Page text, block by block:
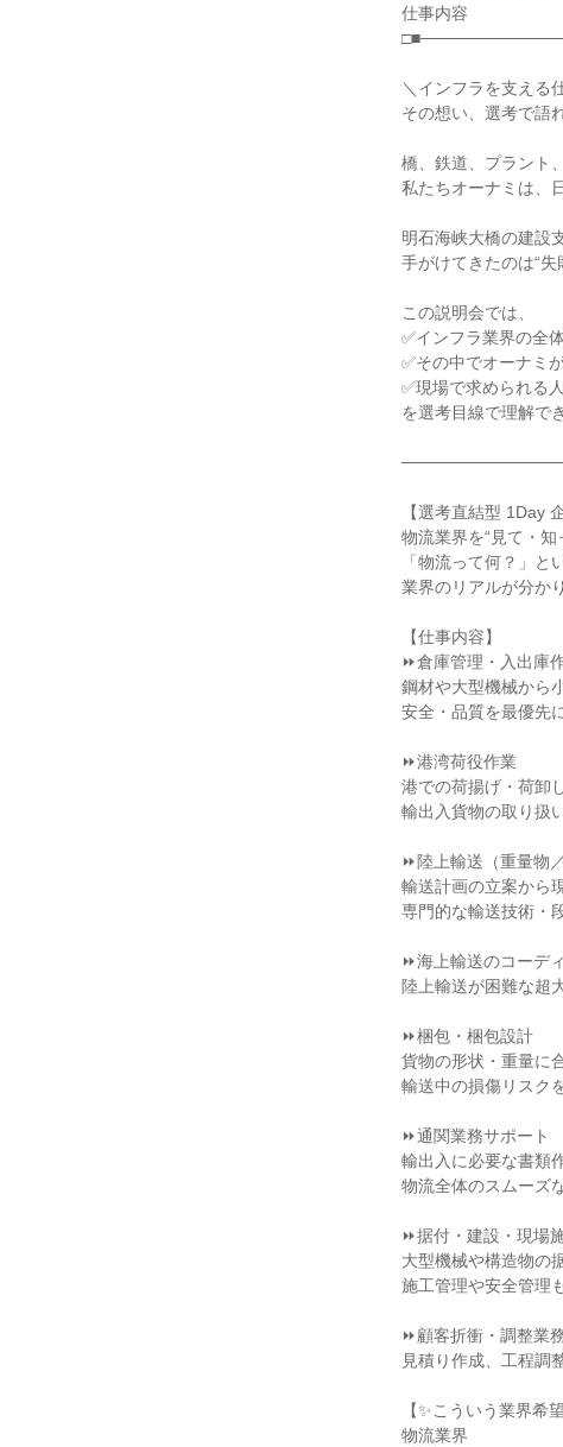
仕事内容
＼インフラを支える
その想い、選考で語
橋、鉄道、プラント
私たちオーナミは、
明石海峡大橋の建設
手がけてきたのは“
この説明会では、
✅インフラ業界の全
✅その中でオーナミ
✅現場で求められる
を選考目線で理解で
【選考直結型 1Day
物流業界を“見て・知
「物流って何？」と
業界のリアルが分か
【仕事内容】
⏩倉庫管理・入出庫
鋼材や大型機械から
安全・品質を最優先
⏩港湾荷役作業
港での荷揚げ・荷卸
輸出入貨物の取り扱
⏩陸上輸送（重量物
輸送計画の立案から
専門的な輸送技術・
⏩海上輸送のコーデ
陸上輸送が困難な超
⏩梱包・梱包設計
貨物の形状・重量に
輸送中の損傷リスク
⏩通関業務サポート
輸出入に必要な書類
物流全体のスムーズ
⏩据付・建設・現場
大型機械や構造物の
施工管理や安全管理
⏩顧客折衝・調整業
見積り作成、工程調
【✨こういう業界希
物流業界